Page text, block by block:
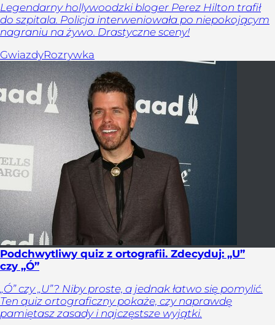
Legendarny hollywoodzki bloger Perez Hilton trafił
do szpitala. Policja interweniowała po niepokojącym
nagraniu na żywo. Drastyczne sceny!
GwiazdyRozrywka
Podchwytliwy quiz z ortografii. Zdecyduj: „U”
czy „Ó”
„Ó” czy „U”? Niby proste, a jednak łatwo się pomylić.
Ten quiz ortograficzny pokaże, czy naprawdę
pamiętasz zasady i najczęstsze wyjątki.